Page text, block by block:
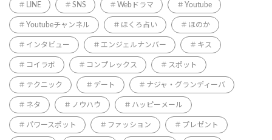
LINE SNS Webドラマ Youtube
Youtubeチャンネル ほくろ占い ほのか
インタビュー エンジェルナンバー キス
コイラボ コンプレックス スポット
テクニック デート ナジャ・グランディーバ
ネタ ノウハウ ハッピーメール
パワースポット ファッション プレゼント